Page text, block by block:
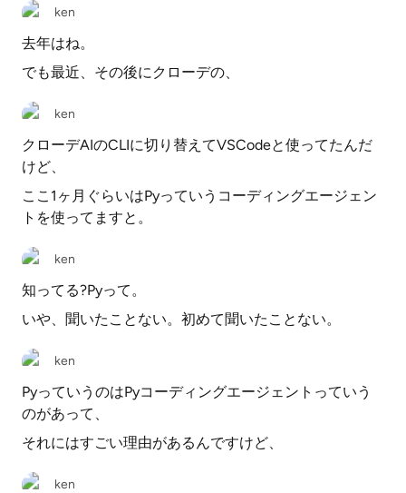
ken
去年はね。
でも最近、その後にクローデの、
ken
クローデAIのCLIに切り替えてVSCodeと使ってたんだ
けど、
ここ1ヶ月ぐらいはPyっていうコーディングエージェン
トを使ってますと。
ken
知ってる?Pyって。
いや、聞いたことない。初めて聞いたことない。
ken
PyっていうのはPyコーディングエージェントっていう
のがあって、
それにはすごい理由があるんですけど、
ken